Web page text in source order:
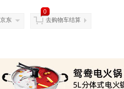
东
0
去购物车结算